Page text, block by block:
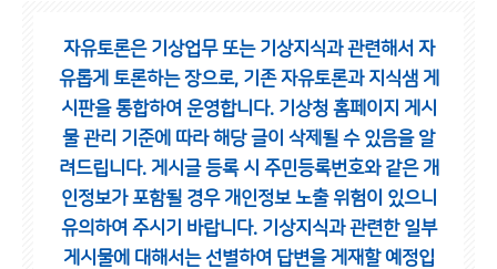
자유토론은 기상업무 또는 기상지식과 관련해서 자
유롭게 토론하는 장으로, 기존 자유토론과 지식샘 게
시판을 통합하여 운영합니다. 기상청 홈페이지 게시
물 관리 기준에 따라 해당 글이 삭제될 수 있음을 알
려드립니다. 게시글 등록 시 주민등록번호와 같은 개
인정보가 포함될 경우 개인정보 노출 위험이 있으니
유의하여 주시기 바랍니다. 기상지식과 관련한 일부
게시물에 대해서는 선별하여 답변을 게재할 예정입